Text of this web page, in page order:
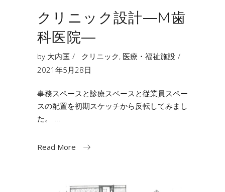
クリニック設計―M歯
科医院―
by 大内匡 クリニック, 医療・福祉施設
2021年5月28日
事務スペースと診療スペースと従業員スペー
スの配置を初期スケッチから反転してみまし
た。
Read More